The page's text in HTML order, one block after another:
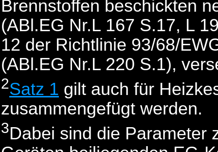
Brennstoffen beschickten
(ABl.EG Nr.L 167 S.17, L
12 der Richtlinie 93/68/
(ABl.EG Nr.L 220 S.1),
2Satz 1 gilt auch für
zusammengefügt werden.
3Dabei sind die Parameter